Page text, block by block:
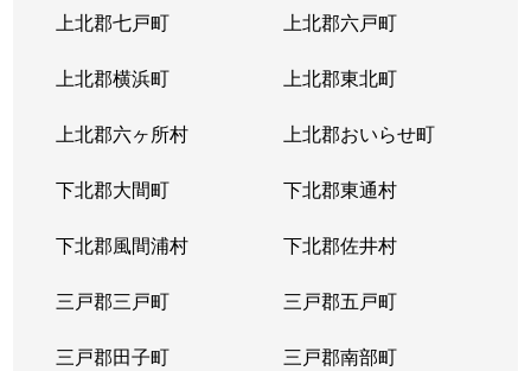
上北郡七戸町 上北郡六戸町
上北郡横浜町 上北郡東北町
上北郡六ヶ所村 上北郡おいらせ町
下北郡大間町 下北郡東通村
下北郡風間浦村 下北郡佐井村
三戸郡三戸町 三戸郡五戸町
三戸郡田子町 三戸郡南部町